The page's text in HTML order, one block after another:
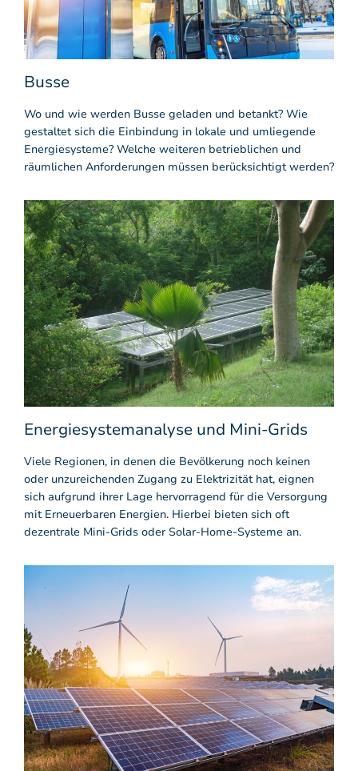
Busse
Wo und wie werden Busse geladen und betankt? Wie
gestaltet sich die Einbindung in lokale und umliegende
Energiesysteme? Welche weiteren betrieblichen und
räumlichen Anforderungen müssen berücksichtigt werden?
Energiesystemanalyse und Mini-Grids
Viele Regionen, in denen die Bevölkerung noch keinen
oder unzureichenden Zugang zu Elektrizität hat, eignen
sich aufgrund ihrer Lage hervorragend für die Versorgung
mit Erneuerbaren Energien. Hierbei bieten sich oft
dezentrale Mini-Grids oder Solar-Home-Systeme an.